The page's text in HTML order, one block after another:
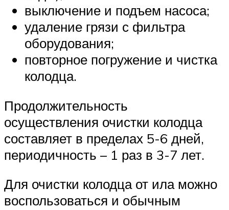
выключение и подъем насоса;
удаление грязи с фильтра
оборудования;
повторное погружение и чистка
колодца.
Продолжительность
осуществления очистки колодца
составляет в пределах 5-6 дней,
периодичность – 1 раз в 3-7 лет.
Для очистки колодца от ила можно
воспользоваться и обычным